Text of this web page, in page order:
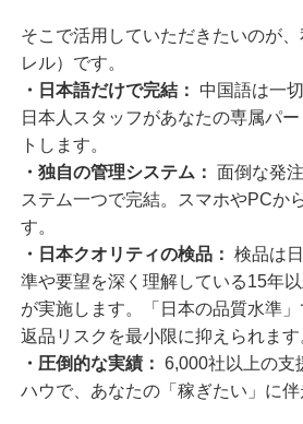
そこで活用していただきたいのが
レル）です。
・ 日本語だけで完結：
中国語は一
日本人スタッフがあなたの専属パ
トします。
・独自の管理システム： 面倒な発
ステム一つで完結。スマホやPCか
す。
・日本クオリティの検品： 検品は
準や要望を深く理解している15年
が実施します。
「日本の品質水準
返品リスクを最小限に抑えられます
・圧倒的な実績： 6,000社以上の支
ハウで、あなたの「稼ぎたい」に伴